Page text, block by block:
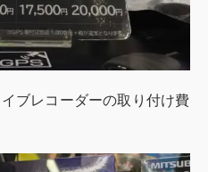
ブレコーダーの取り付け費